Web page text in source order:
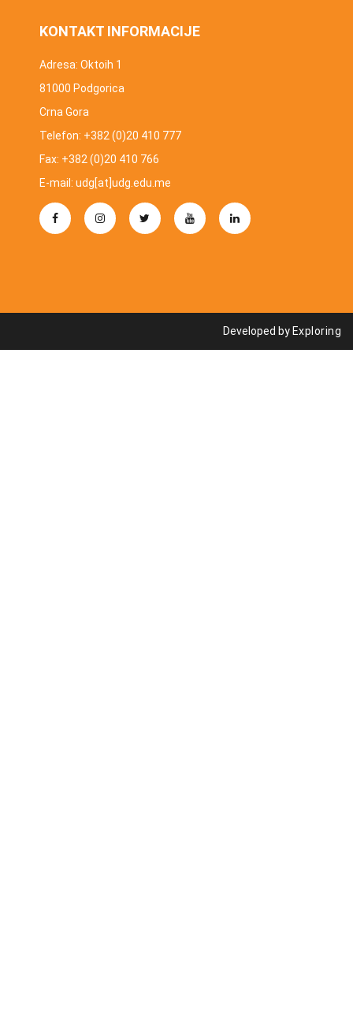
KONTAKT INFORMACIJE
Adresa: Oktoih 1
81000 Podgorica
Crna Gora
Telefon: +382 (0)20 410 777
Fax: +382 (0)20 410 766
E-mail: udg[at]udg.edu.me
Developed by Exploring